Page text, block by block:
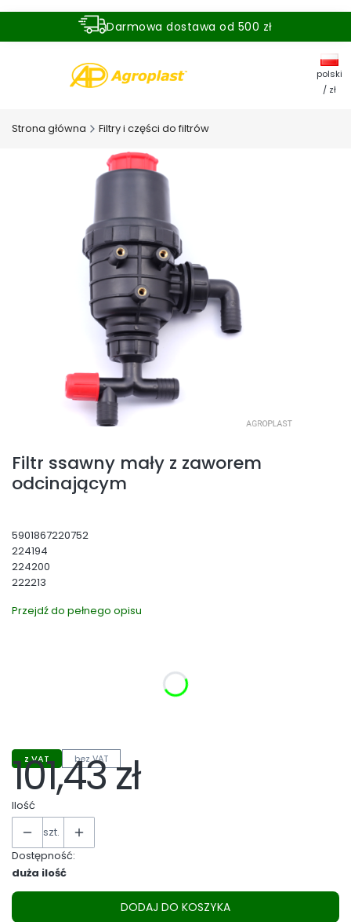
Darmowa dostawa od 500 zł
polski
/ zł
Strona główna Filtry i części do filtrów
Filtr ssawny mały z zaworem
odcinającym
5901867220752
224194
224200
222213
Przejdź do pełnego opisu
z VAT bez VAT
Cena
101,43 zł
Ilość
szt.
Dostępność:
duża ilość
DODAJ DO KOSZYKA